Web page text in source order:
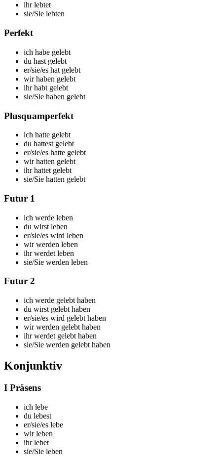
ihr lebtet
sie/Sie lebten
Perfekt
ich habe gelebt
du hast gelebt
er/sie/es hat gelebt
wirhaben gelebt
ihrhabt gelebt
sie/Sie haben gelebt
Plusquamperfekt
ich hatte gelebt
du hattest gelebt
er/sie/es hatte gelebt
wirhatten gelebt
ihrhattet gelebt
sie/Sie hatten gelebt
Futur 1
ich werde leben
du wirst leben
er/sie/es wird leben
wirwerden leben
ihrwerdet leben
sie/Sie werden leben
Futur 2
ich werde gelebt haben
du wirst gelebt haben
er/sie/es wird gelebt haben
wirwerden gelebt haben
ihrwerdet gelebt haben
sie/Sie werden gelebt haben
Konjunktiv
I Präsens
ich lebe
du lebest
er/sie/es lebe
wir leben
ihr lebet
sie/Sie leben